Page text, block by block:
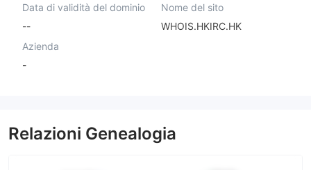
Data di validità del dominio
--
Nome del sito
WHOIS.HKIRC.HK
Azienda
-
Relazioni Genealogia